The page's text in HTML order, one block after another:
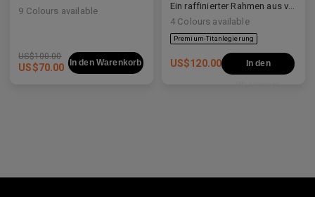
9 Colours available
US$100.00
US$70.00 In den Warenkorb
Ein raffinierter Rahmen aus verschiedenen Materialien, der weiche Kurven mit klaren Linien ausbalanciert.
4 Colours available
US$120.00 In den